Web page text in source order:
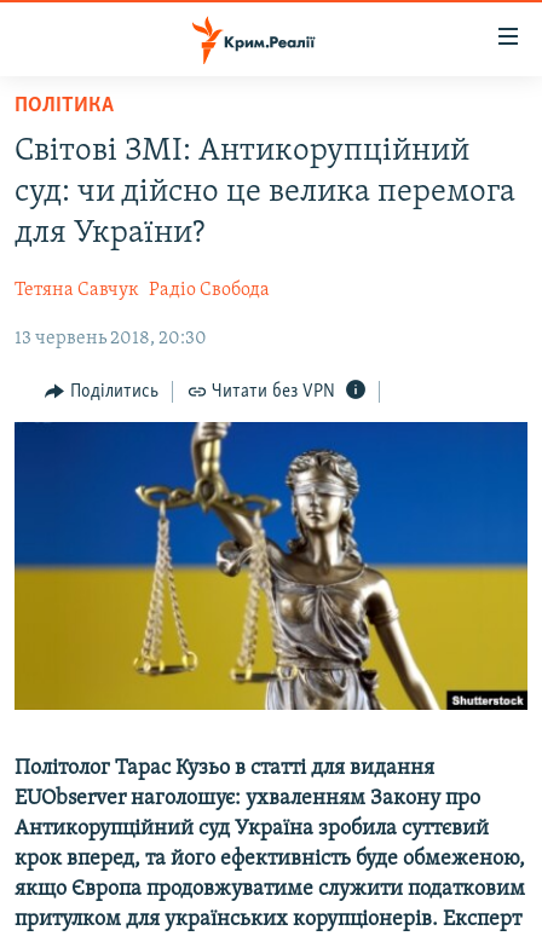
Перейти
основного
матеріалу
Перейти
до
основної
Перейти
пошуку
ВІДЕО ТА ФОТО
БЛОГИ
ПОГЛЯД
ІНТЕРВ'Ю
СПЕЦПРОЕКТИ
ВІДЕОУРОКИ «ELIFBE»
СВІДЧЕННЯ ОКУПАЦІЇ
УКРАЇНСЬКА ПРОБЛЕМА КРИМУ
ЯК ОБІЙТИ БЛОКУВАННЯ
Усі сайти RFE/RL
ПОЛІТИКА
Світові ЗМІ: Антикорупційний
суд: чи дійсно це велика перемога
для України?
Тетяна Савчук Радіо Свобода
13 червень 2018, 20:30
Поділитись Читати без VPN
Політолог Тарас Кузьо в статті для видання
EUObserver наголошує: ухваленням Закону про
Антикорупційний суд Україна зробила суттєвий
крок вперед, та його ефективність буде обмеженою,
якщо Європа продовжуватиме служити податковим
притулком для українських корупціонерів. Експерт